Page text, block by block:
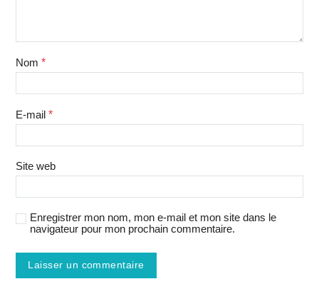
Nom *
E-mail *
Site web
Enregistrer mon nom, mon e-mail et mon site dans le
navigateur pour mon prochain commentaire.